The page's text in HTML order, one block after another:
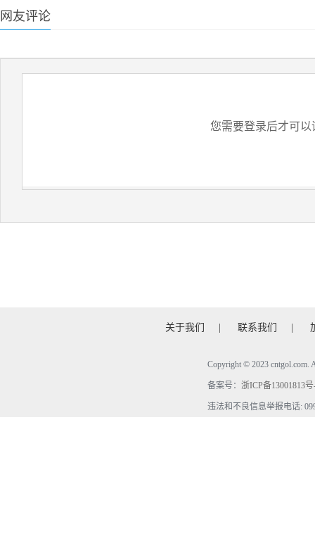
网友评论
您需要登录后才可以
关于我们 联系我们
Copyright © 2023
备案号： 浙ICP备13001813
违法和不良信息举报电话: